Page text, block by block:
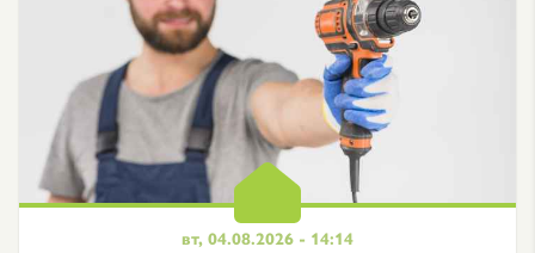
вт, 04.08.2026 - 14:14